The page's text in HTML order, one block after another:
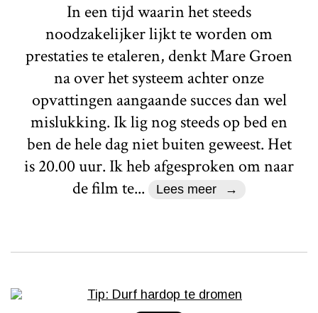
In een tijd waarin het steeds
noodzakelijker lijkt te worden om
prestaties te etaleren, denkt Mare Groen
na over het systeem achter onze
opvattingen aangaande succes dan wel
mislukking. Ik lig nog steeds op bed en
ben de hele dag niet buiten geweest. Het
is 20.00 uur. Ik heb afgesproken om naar
de film te...
Lees meer